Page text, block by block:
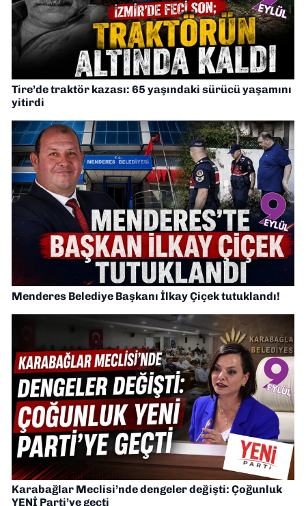
Tire’de traktör kazası: 65 yaşındaki sürücü yaşamını
yitirdi
Menderes Belediye Başkanı İlkay Çiçek tutuklandı!
Karabağlar Meclisi’nde dengeler değişti: Çoğunluk
YENİ Parti’ye geçti